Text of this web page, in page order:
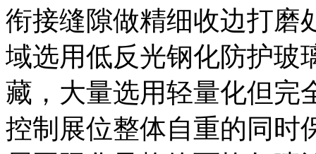
衔接缝隙做精细收边打磨
域选用低反光钢化防护玻
藏，大量选用轻量化但完
控制展位整体自重的同时